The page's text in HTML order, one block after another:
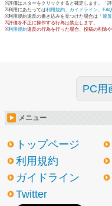
※評価はスターをクリックすると確定します。「
※利用にあたっては利用規約、 ガイドライン、 FAQ
※利用規約違反の書き込みを見つけた場合は「 違
※評価を不正に操作する行為は禁止します。
※利用規約違反の行為を行った場合、投稿の削除
PC用
メニュー
トップページ
利用規約
ガイドライン
Twitter